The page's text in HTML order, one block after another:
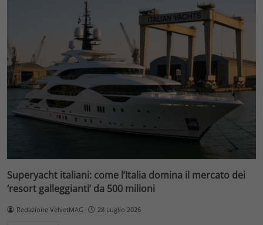
Superyacht italiani: come l’Italia domina il mercato dei
‘resort galleggianti’ da 500 milioni
Redazione VelvetMAG 28 Luglio 2026